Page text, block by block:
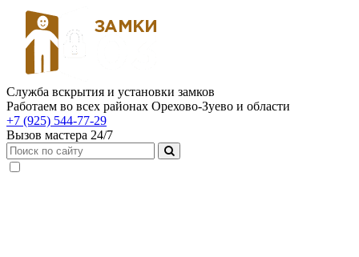
Служба вскрытия и установки замков
Работаем во всех районах Орехово-Зуево и области
+7 (925) 544-77-29
Вызов мастера 24/7